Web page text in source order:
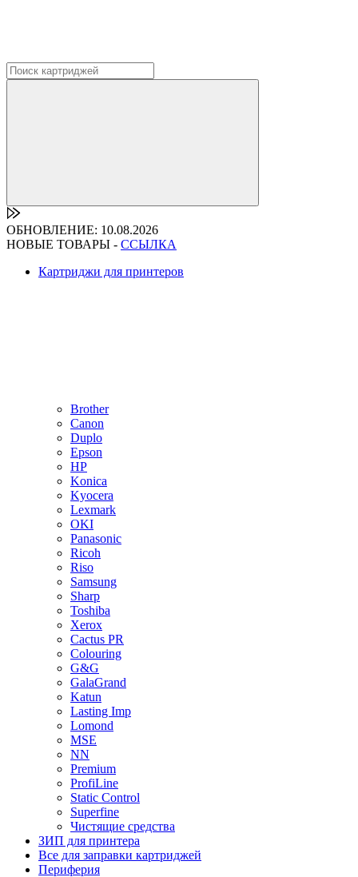
ОБНОВЛЕНИЕ: 10.08.2026
НОВЫЕ ТОВАРЫ - ССЫЛКА
Картриджи для принтеров
Brother
Canon
Duplo
Epson
HP
Konica
Kyocera
Lexmark
OKI
Panasonic
Ricoh
Riso
Samsung
Sharp
Toshiba
Xerox
Cactus PR
Colouring
G&G
GalaGrand
Katun
Lasting Imp
Lomond
MSE
NN
Premium
ProfiLine
Static Control
Superfine
Чистящие средства
ЗИП для принтера
Все для заправки картриджей
Периферия